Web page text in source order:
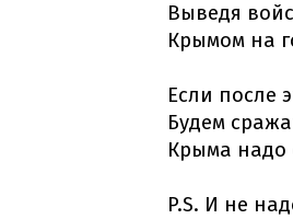
Выведя
Крымом на
Если после
Будем
Крыма надо
P.S. И не